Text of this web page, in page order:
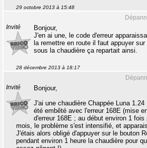
29 octobre 2013 à 15:48
Invité
Bonjour,
J'en ai une, le code d'erreur
la remettre en route il faut appuyer
sous la chaudière ça repartait ainsi.
28 décembre 2013 à 18:17
Invité
Bonjour,
J'ai une chaudière Chappée Luna
été embêté avec l'erreur 168E (mise
d'erreur 168E ; au début environ 1
mois, le problème s'est intensifié, et
J'étais alors obligé d'appuyer sur le bouton
pendant environ 1 heure la chaudière pour